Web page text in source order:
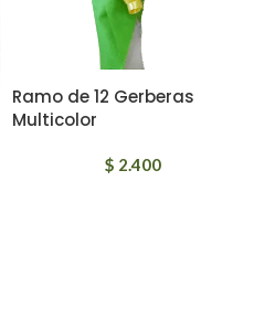
Ramo de 12 Gerberas
Multicolor
$ 2.400